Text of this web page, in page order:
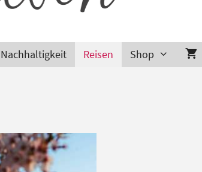
Nachhaltigkeit Reisen Shop